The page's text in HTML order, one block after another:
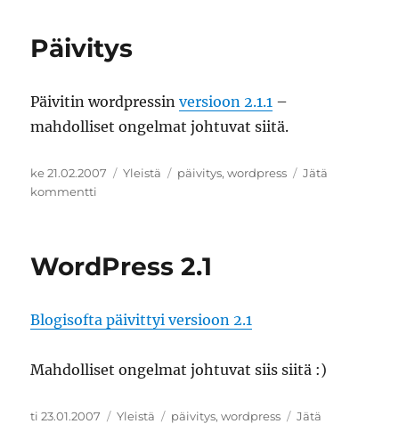
Päivitys
Päivitin wordpressinversioon 2.1.1 –
mahdolliset ongelmat johtuvat siitä.
Julkaistu
ke 21.02.2007 Kategoriat
Yleistä Avainsanat
päivitys,wordpress
Jätä
kommentti
WordPress 2.1
Blogisofta päivittyi versioon 2.1
Mahdolliset ongelmat johtuvat siis siitä :)
Julkaistu
ti 23.01.2007 Kategoriat
Yleistä Avainsanat
päivitys,wordpress
Jätä